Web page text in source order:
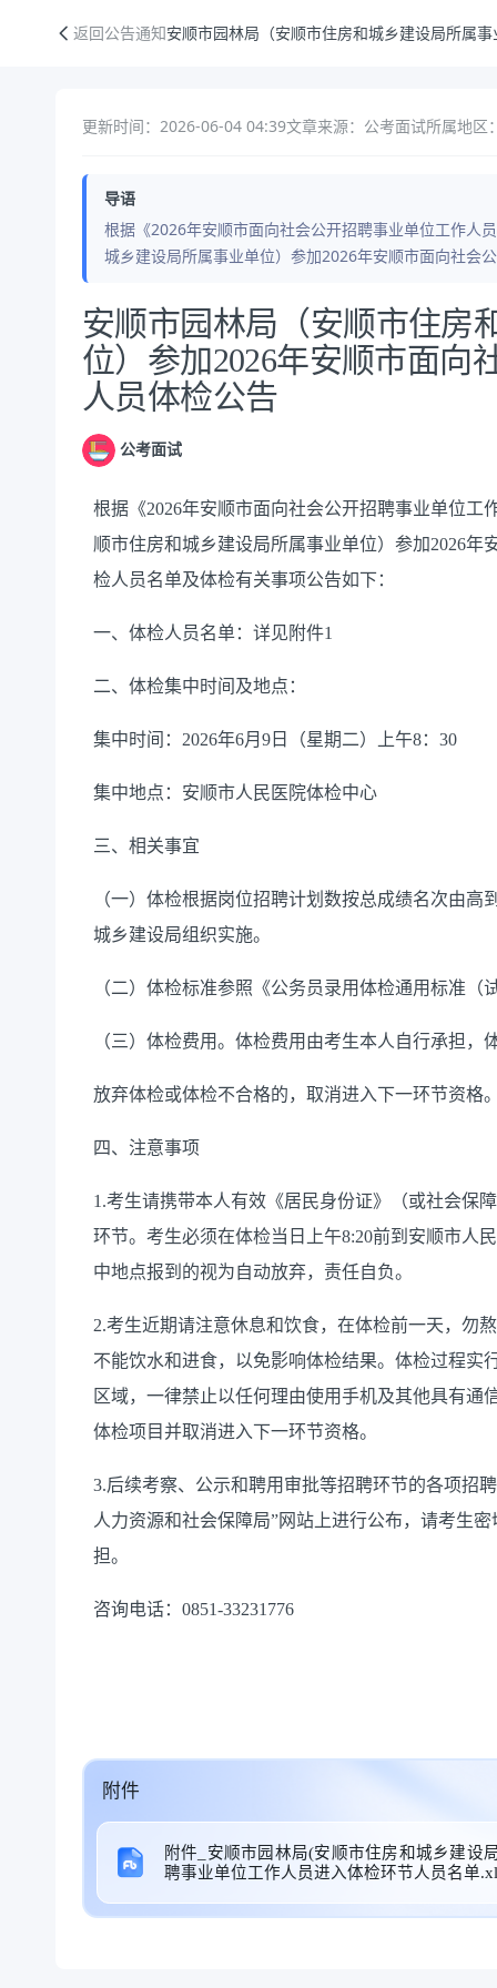
返回公告通知安顺市园林局（安顺市住房和城乡建设局所属
更新时间：2026-06-04 04:39文章来源：公考面试所属地区
导语
根据《2026年安顺市面向社会公开招聘事业单位工作人
城乡建设局所属事业单位）参加2026年安顺市面向社会
公告正文
安顺市园林局（安顺市住房
位）参加2026年安顺市面向
人员体检公告
公考面试
根据《2026年安顺市面向社会公开招聘事业单位
顺市住房和城乡建设局所属事业单位）参加2026
检人员名单及体检有关事项公告如下：
一、体检人员名单：详见附件1
二、体检集中时间及地点：
集中时间：2026年6月9日（星期二）上午8：30
集中地点：安顺市人民医院体检中心
三、相关事宜
（一）体检根据岗位招聘计划数按总成绩名次由
城乡建设局组织实施。
（二）体检标准参照《公务员录用体检通用标准（
（三）体检费用。体检费用由考生本人自行承担，
放弃体检或体检不合格的，取消进入下一环节资格
四、注意事项
1.考生请携带本人有效《居民身份证》（或社会保
环节。考生必须在体检当日上午8:20前到安顺市人
中地点报到的视为自动放弃，责任自负。
2.考生近期请注意休息和饮食，在体检前一天，勿
不能饮水和进食，以免影响体检结果。体检过程实
区域，一律禁止以任何理由使用手机及其他具有
体检项目并取消进入下一环节资格。
3.后续考察、公示和聘用审批等招聘环节的各项招
人力资源和社会保障局”网站上进行公布，请考生
担。
咨询电话：0851-33231776
附件
附件_安顺市园林局(安顺市住房和城乡建设
聘事业单位工作人员进入体检环节人员名单